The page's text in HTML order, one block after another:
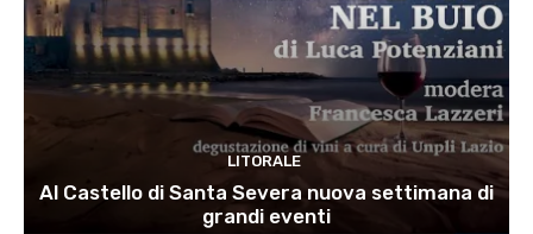
LITORALE
Al Castello di Santa Severa nuova settimana di
grandi eventi